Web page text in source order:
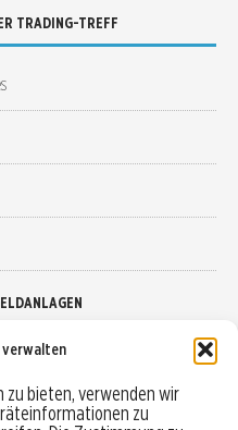
verwalten
zu bieten, verwenden wir
zu
TRADING-TREFF